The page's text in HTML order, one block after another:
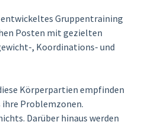
entwickeltes Gruppentraining
Posten mit gezielten
, Koordinations- und
Körperpartien empfinden
ihre Problemzonen.
Darüber hinaus werden